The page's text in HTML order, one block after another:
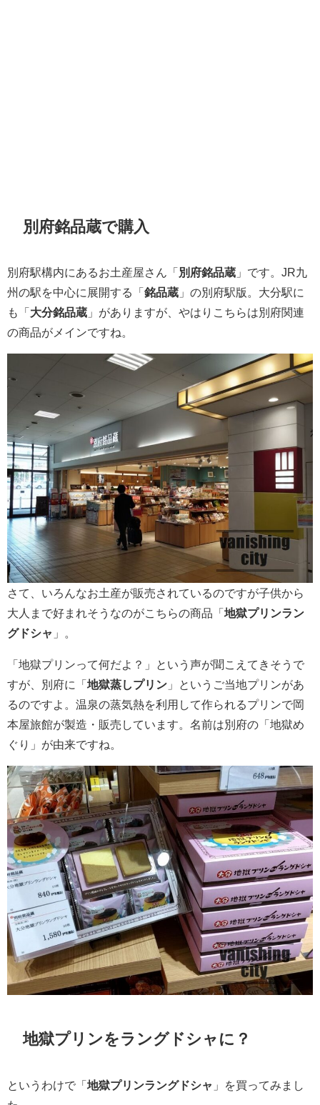
別府銘品蔵で購入
別府駅構内にあるお土産屋さん「 別府銘品蔵 」です。JR九
州の駅を中心に展開する「 銘品蔵 」の別府駅版。大分駅に
も「 大分銘品蔵 」がありますが、やはりこちらは別府関連
の商品がメインですね。
さて、いろんなお土産が販売されているのですが子供から
大人まで好まれそうなのがこちらの商品「 地獄プリンラン
グドシャ 」。
「地獄プリンって何だよ？」という声が聞こえてきそうで
すが、別府に「 地獄蒸しプリン 」というご当地プリンがあ
るのですよ。温泉の蒸気熱を利用して作られるプリンで岡
本屋旅館が製造・販売しています。名前は別府の「地獄め
ぐり」が由来ですね。
地獄プリンをラングドシャに？
というわけで「地獄プリンラングドシャ 」を買ってみまし